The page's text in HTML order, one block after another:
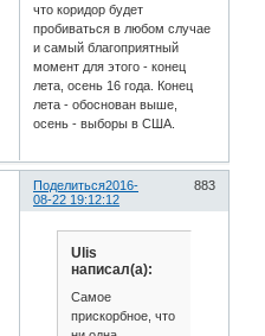
что коридор будет
пробиваться в любом случае
и самый благоприятный
момент для этого - конец
лета, осень 16 года. Конец
лета - обоснован выше,
осень - выборы в США.
Поделиться 883
2016-
08-22 19:12:12
Ulis
написал(а):
Самое
прискорбное, что